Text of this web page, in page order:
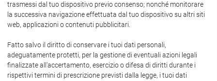
trasmessi dal tuo dispositivo previo consenso; nonché monitorare
la successiva navigazione effettuata dal tuo dispositivo su altri siti
web, applicazioni o contenuti pubblicitari.
Fatto salvo il diritto di conservare i tuoi dati personali,
adeguatamente protetti, per la gestione di eventuali azioni legali
finalizzate all'accertamento, esercizio o difesa di diritti durante i
rispettivi termini di prescrizione previsti dalla legge, i tuoi dati